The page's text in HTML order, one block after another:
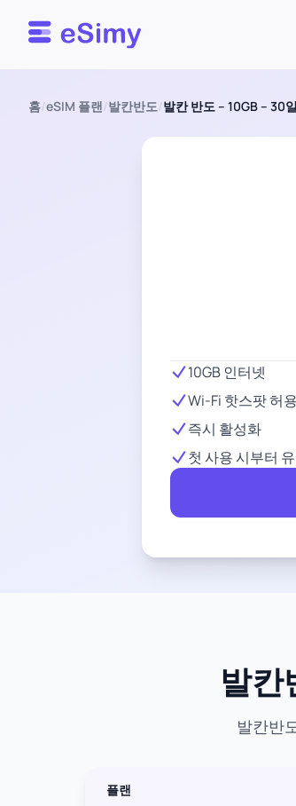
Esimy
홈/eSIM 플랜/발칸반도/발칸 반도 – 10GB – 30일
10GB 인터넷
Wi-Fi 핫스팟 허용
즉시 활성화
첫 사용 시부터
발칸
발칸반
플랜